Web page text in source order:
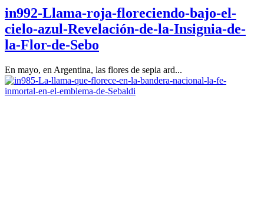
in992-Llama-roja-floreciendo-bajo-el-
cielo-azul-Revelación-de-la-Insignia-de-
la-Flor-de-Sebo
En mayo, en Argentina, las flores de sepia ard...